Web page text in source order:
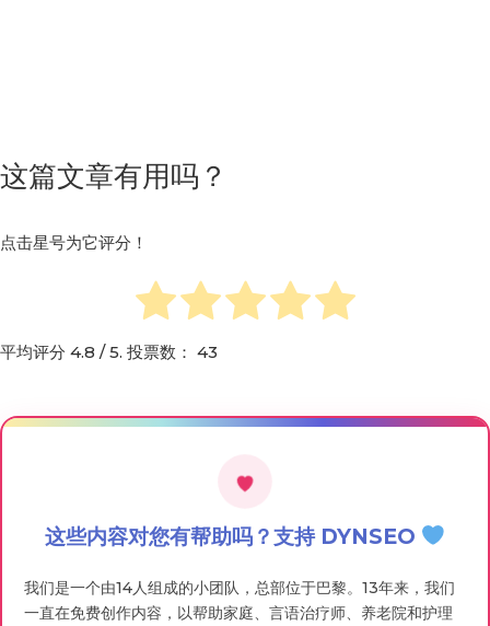
这篇文章有用吗？
点击星号为它评分！
平均评分 4.8 / 5. 投票数： 43
这些内容对您有帮助吗？支持 DYNSEO
我们是一个由14人组成的小团队，总部位于巴黎。13年来，我们
一直在免费创作内容，以帮助家庭、言语治疗师、养老院和护理